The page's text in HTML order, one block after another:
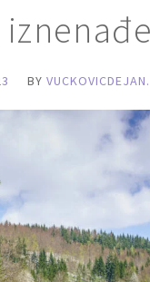
BY